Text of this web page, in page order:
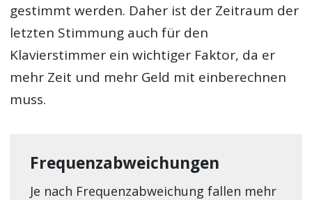
gestimmt werden. Daher ist der Zeitraum der
letzten Stimmung auch für den
Klavierstimmer ein wichtiger Faktor, da er
mehr Zeit und mehr Geld mit einberechnen
muss.
Frequenzabweichungen
Je nach Frequenzabweichung fallen mehr